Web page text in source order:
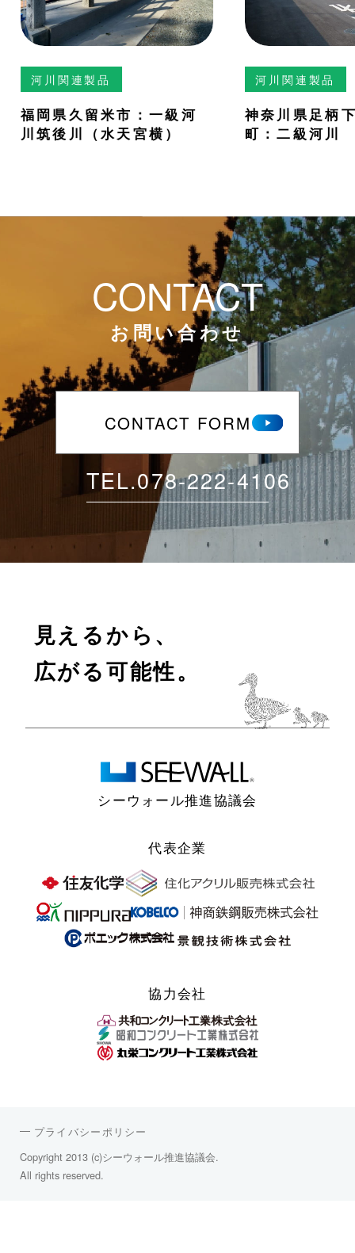
河川関連製品
福岡県久留米市：一級河
川筑後川（水天宮横）
河川関連製品
神奈川県足柄
町：二級河川
CONTACT
お問い合わせ
CONTACT FORM
TEL.078-222-4106
見えるから、
広がる可能性。
シーウォール推進協議会
代表企業
協力会社
プライバシーポリシー
Copyright 2013 (c)シーウォール推進協議会.
All rights reserved.